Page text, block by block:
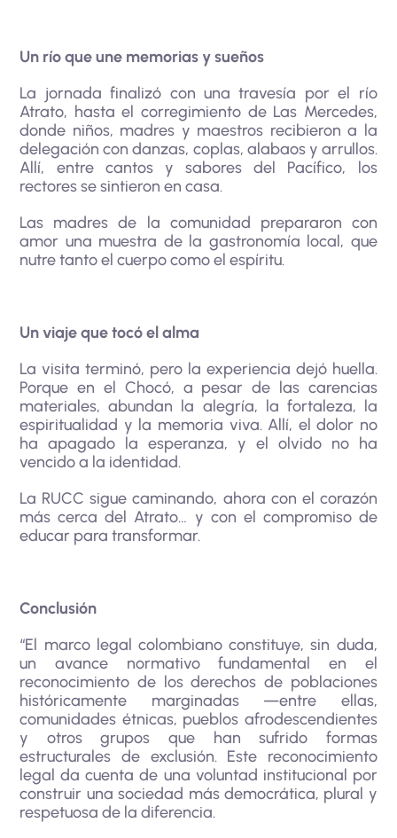
Un río que une memorias y sueños
La jornada finalizó con una travesía por el río
Atrato, hasta el corregimiento de Las Mercedes,
donde niños, madres y maestros recibieron a la
delegación con danzas, coplas, alabaos y arrullos.
Allí, entre cantos y sabores del Pacífico, los
rectores se sintieron en casa.
Las madres de la comunidad prepararon con
amor una muestra de la gastronomía local, que
nutre tanto el cuerpo como el espíritu.
Un viaje que tocó el alma
La visita terminó, pero la experiencia dejó huella.
Porque en el Chocó, a pesar de las carencias
materiales, abundan la alegría, la fortaleza, la
espiritualidad y la memoria viva. Allí, el dolor no
ha apagado la esperanza, y el olvido no ha
vencido a la identidad.
La RUCC sigue caminando, ahora con el corazón
más cerca del Atrato… y con el compromiso de
educar para transformar.
Conclusión
“El marco legal colombiano constituye, sin duda,
un avance normativo fundamental en el
reconocimiento de los derechos de poblaciones
históricamente marginadas —entre ellas,
comunidades étnicas, pueblos afrodescendientes
y otros grupos que han sufrido formas
estructurales de exclusión. Este reconocimiento
legal da cuenta de una voluntad institucional por
construir una sociedad más democrática, plural y
respetuosa de la diferencia.